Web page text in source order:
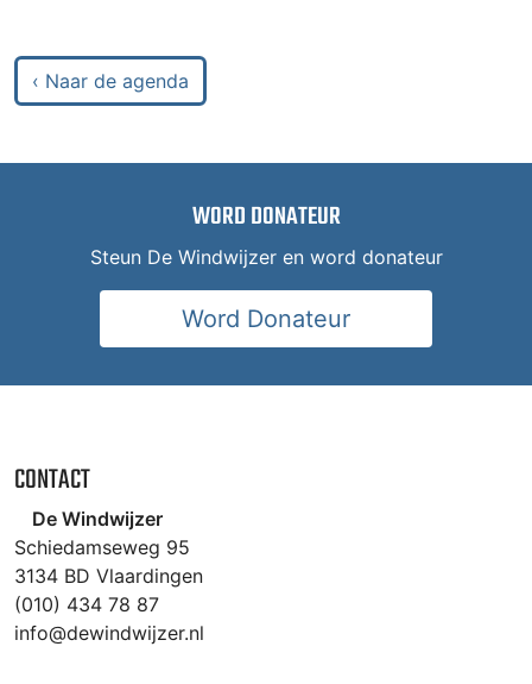
‹ Naar de agenda
WORD DONATEUR
Steun De Windwijzer en word donateur
Word Donateur
CONTACT
De Windwijzer
Schiedamseweg 95
3134 BD Vlaardingen
(010) 434 78 87
info@dewindwijzer.nl